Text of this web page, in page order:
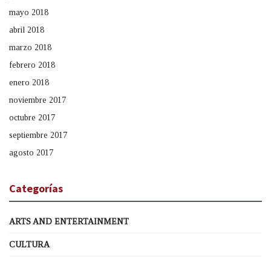
mayo 2018
abril 2018
marzo 2018
febrero 2018
enero 2018
noviembre 2017
octubre 2017
septiembre 2017
agosto 2017
Categorías
ARTS AND ENTERTAINMENT
CULTURA